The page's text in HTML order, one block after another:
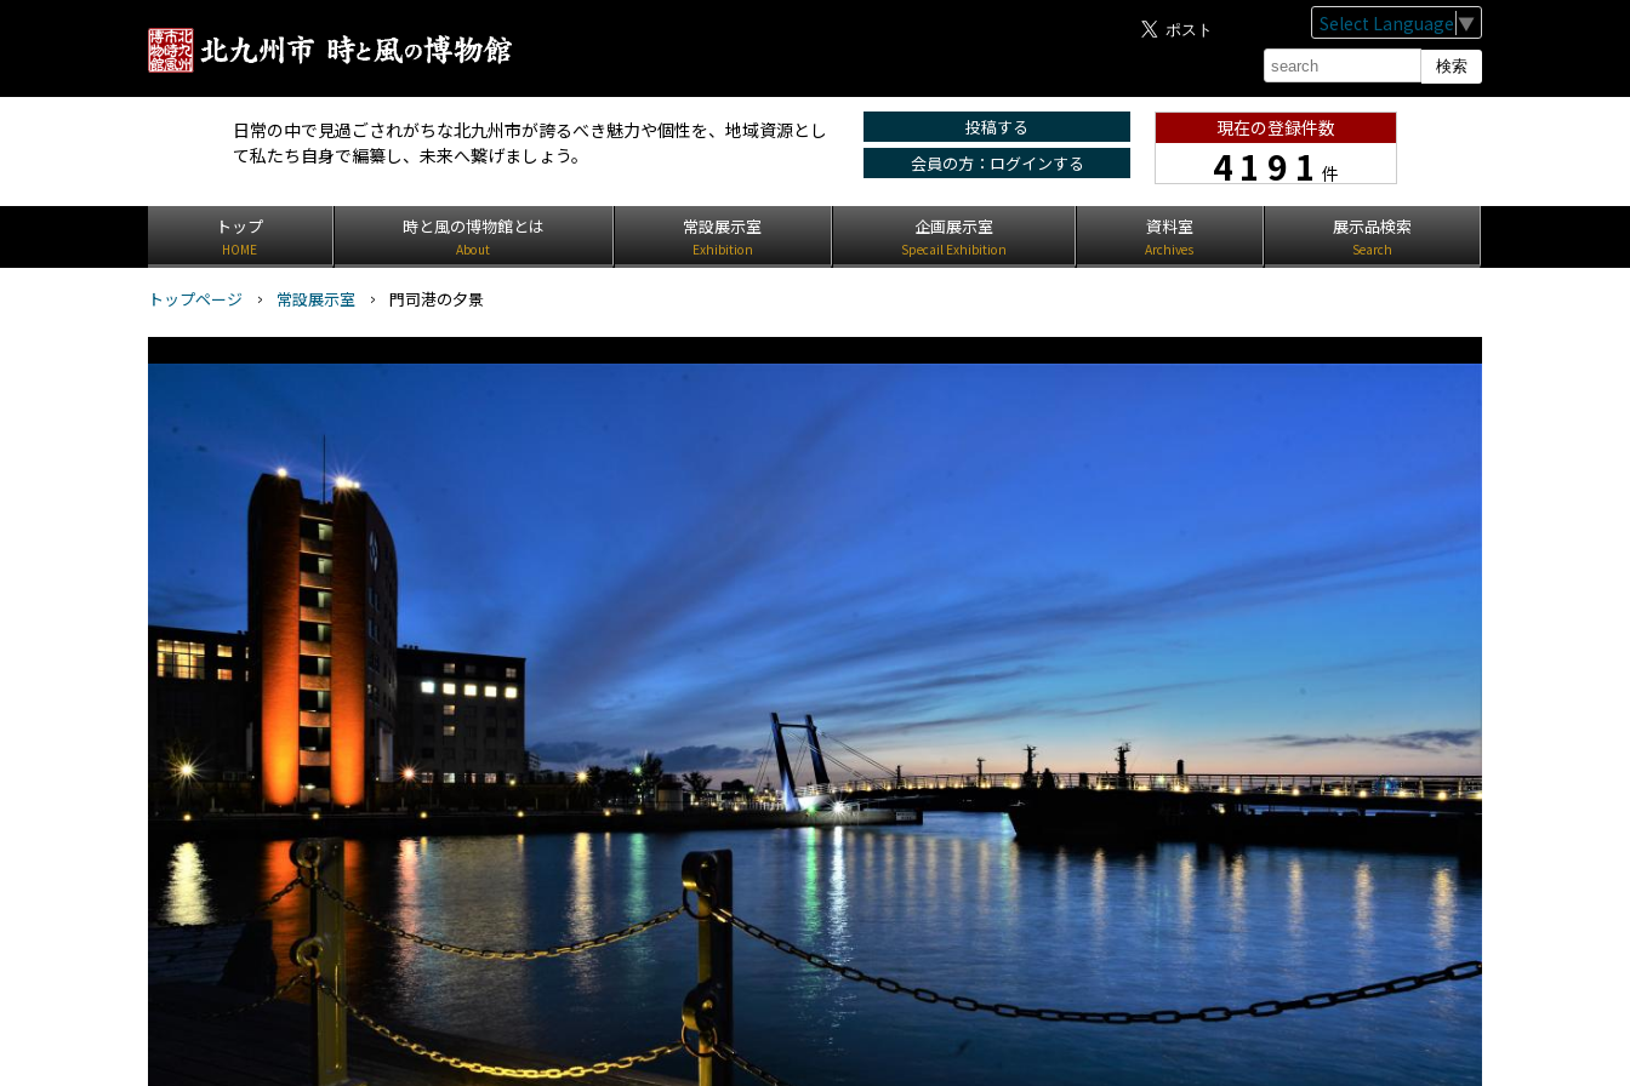
Select Language ▼
日常の中で見過ごされがちな北九州市が誇るべき魅力や個性を、地域資源とし
て私たち自身で編纂し、未来へ繋げましょう。
投稿する
会員の方：ログインする
現在の登録件数
4191件
トップ
HOME
時と風の博物館とは
About
常設展示室
Exhibition
企画展示室
Specail Exhibition
資料室
Archives
展示品検索
Search
トップページ 常設展示室 門司港の夕景